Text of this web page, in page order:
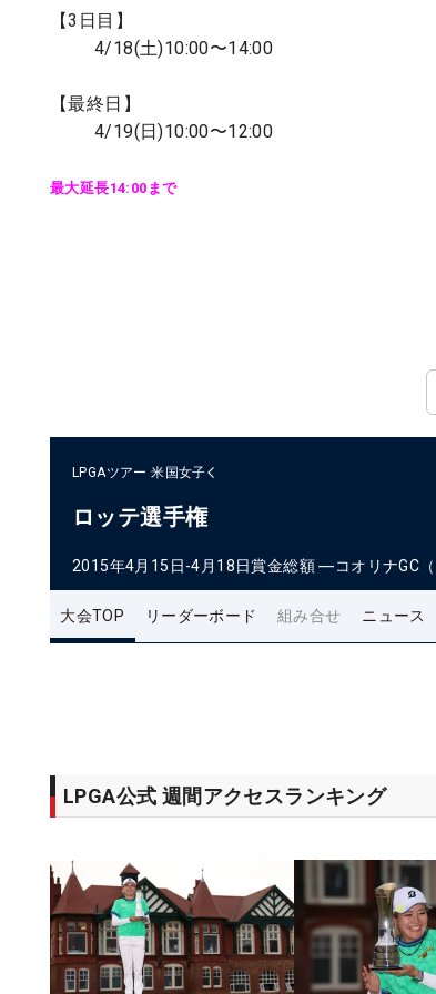
【3日目】
4/18(土)10:00〜14:00
【最終日】
4/19(日)10:00〜12:00
最大延長14:00まで
LPGAツアー 米国女子
ロッテ選手権
2015年4月15日-4月18日賞金総額 ―コオリナGC
大会TOP リーダーボード 組み合せ ニュース
LPGA公式 週間アクセスランキング